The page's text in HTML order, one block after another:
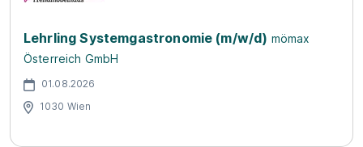
Lehrling Systemgastronomie (m/w/d) mömax
Österreich GmbH
01.08.2026
1030 Wien